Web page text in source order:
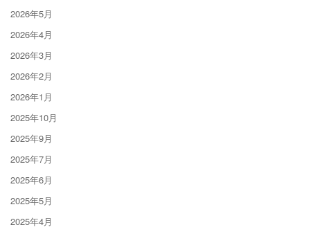
2026年5月
2026年4月
2026年3月
2026年2月
2026年1月
2025年10月
2025年9月
2025年7月
2025年6月
2025年5月
2025年4月